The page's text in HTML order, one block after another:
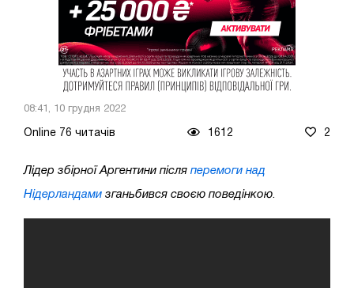
08:41, 10 грудня 2022
Online 76 читачів 1612 2
Лідер збірної Аргентини після перемоги над
Нідерландами зганьбився своєю поведінкою